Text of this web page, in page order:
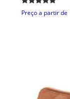
Preço a partir de